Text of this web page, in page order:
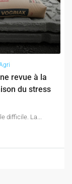
revue à la
du stress
difficile. La...